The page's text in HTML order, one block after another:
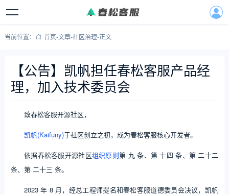
当前位置： 首页-文章-社区治理-正文
【公告】凯帆担任春松客服产品经
理，加入技术委员会
致春松客服开源社区，
凯帆(Kaifuny)于社区创立之初，成为春松客服核心开发者。
依据春松客服开源社区组织原则第 九 条、第 十四 条、第 二十二
条、第 二十三 条。
2023 年 8 月，经总工程师提名和春松客服道德委员会决议，凯帆